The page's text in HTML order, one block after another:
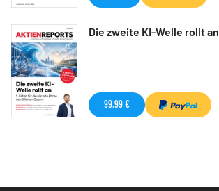
Die zweite KI-Welle rollt an
99,99 €